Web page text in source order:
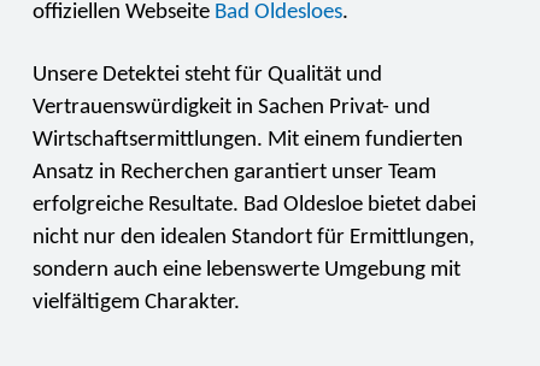
offiziellen Webseite Bad Oldesloes.
Unsere Detektei steht für Qualität und
Vertrauenswürdigkeit in Sachen Privat- und
Wirtschaftsermittlungen. Mit einem fundierten
Ansatz in Recherchen garantiert unser Team
erfolgreiche Resultate. Bad Oldesloe bietet dabei
nicht nur den idealen Standort für Ermittlungen,
sondern auch eine lebenswerte Umgebung mit
vielfältigem Charakter.